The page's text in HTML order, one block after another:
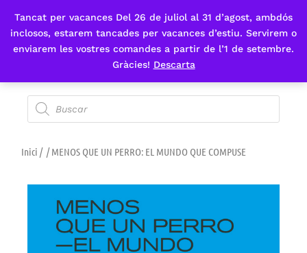
Tancat per vacances Del 26 de juliol al 31 d’agost, ambdós
inclosos, estarem tancades per vacances d’estiu. Servirem o
enviarem les vostres comandes a partir de l’1 de setembre.
Gràcies! Descarta
Fes-te'n sòcia
Inici / / MENOS QUE UN PERRO: EL MUNDO QUE COMPUSE